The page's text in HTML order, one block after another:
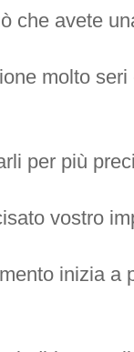
che avete
molto
per più
vostro
inizia a